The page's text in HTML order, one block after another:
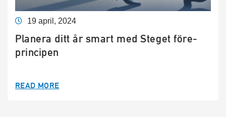
19 april, 2024
Planera ditt år smart med Steget före-
principen
READ MORE